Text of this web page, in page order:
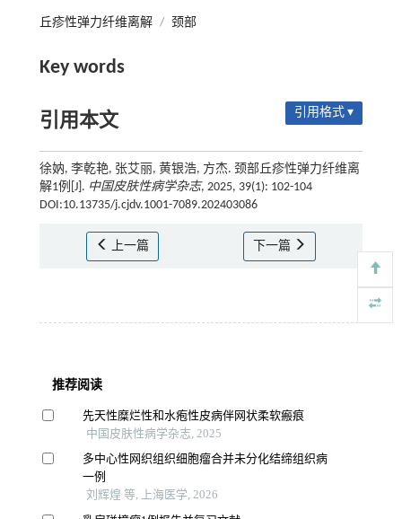
丘疹性弹力纤维离解 / 颈部
Key words
引用本文 引用格式 ▾
徐妠, 李乾艳, 张艾丽, 黄银浩, 方杰. 颈部丘疹性弹力纤维离
解1例[J]. 中国皮肤性病学杂志, 2025, 39(1): 102-104
DOI:10.13735/j.cjdv.1001-7089.202403086
上一篇 下一篇